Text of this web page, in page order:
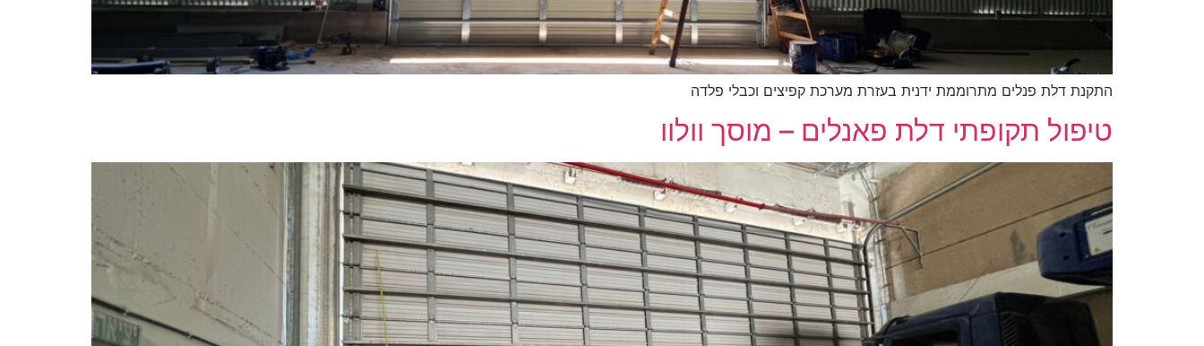
התקנת דלת פנלים מתרוממת ידנית בעזרת מערכת קפיצים וכבלי פלדה
טיפול תקופתי דלת פאנלים – מוסך וולוו